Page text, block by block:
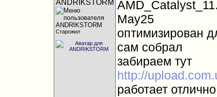
ANDRIKSTORM
Старожил
May25
оптимизирован
сам собрал
забираем тут
http://
работает